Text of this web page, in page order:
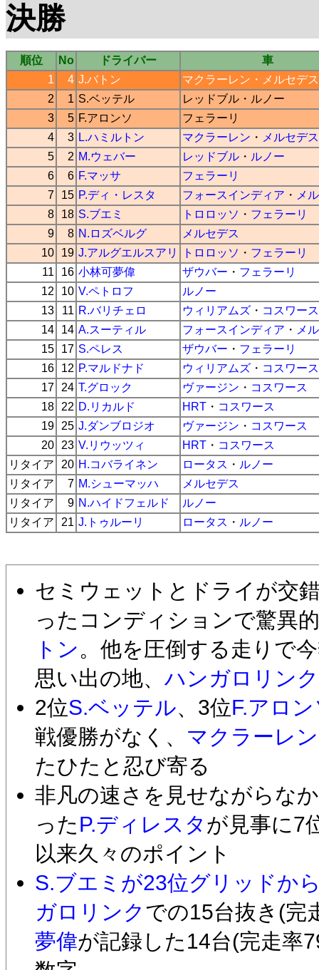
決勝
順位 No ドライバー
車
1
4 J.バトン マクラーレン ・ メルセデス
2
1 S.ベッテル レッドブル ・ ルノー
3
5 F.アロンソ
フェラーリ
4
3 L.ハミルトン マクラーレン ・ メルセデス
5
2 M.ウェバー レッドブル ・ ルノー
6
6 F.マッサ
フェラーリ
7
15 P.ディ・レスタ フォースインディア ・ メ
8
18 S.ブエミ トロロッソ ・ フェラーリ
9
8 N.ロズベルグ
メルセデス
10
19 J.アルグエルスアリ トロロッソ ・ フェラーリ
11
16 小林可夢偉 ザウバー ・ フェラーリ
12
10 V.ペトロフ
ルノー
13
11 R.バリチェロ ウィリアムズ ・ コスワース
14
14 A.スーティル フォースインディア ・ メ
15
17 S.ペレス ザウバー ・ フェラーリ
16
12 P.マルドナド ウィリアムズ ・ コスワース
17
24 T.グロック ヴァージン ・ コスワース
18
22 D.リカルド HRT ・ コスワース
19
25 J.ダンブロジオ ヴァージン ・ コスワース
20
23 V.リウッツィ HRT ・ コスワース
リタイア
20 H.コバライネン ロータス ・ ルノー
リタイア
7 M.シューマッハ
メルセデス
リタイア
9 N.ハイドフェルド
ルノー
リタイア
21 J.トゥルーリ ロータス ・ ルノー
セミウェットとドライが交
ったコンディションで驚異
トン。他を圧倒する走りで
思い出の地、 ハンガロリンク
2位S.ベッテル、3位F.アロ
戦優勝がなく、 マクラーレン
たひたと忍び寄る
非凡の速さを見せながらな
った P.ディレスタ が見事に7
以来久々のポイント
S.ブエミが23位グリッドか
ガロリンク での15台抜き(完
夢偉が記録した14台(完走率